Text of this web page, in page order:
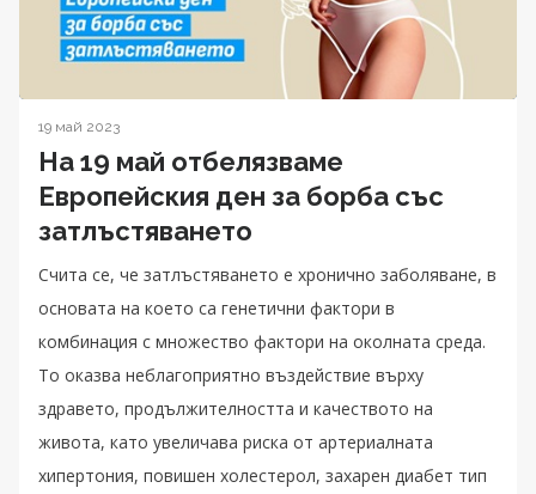
19 май 2023
На 19 май отбелязваме
Европейския ден за борба със
затлъстяването
Счита се, че затлъстяването е хронично заболяване, в
основата на което са генетични фактори в
комбинация с множество фактори на околната среда.
То оказва неблагоприятно въздействие върху
здравето, продължителността и качеството на
живота, като увеличава риска от артериалната
хипертония, повишен холестерол, захарен диабет тип